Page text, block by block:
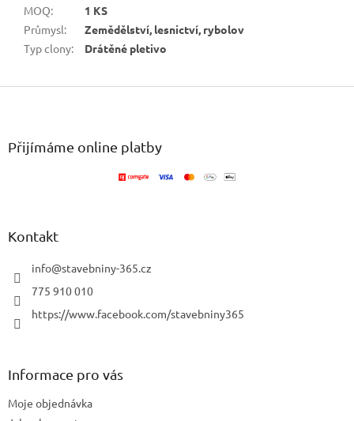
MOQ:
1 KS
Průmysl:
Zemědělství, lesnictví, rybolov
Typ clony: Drátěné pletivo
Přijímáme online platby
Kontakt
info@stavebniny-365.cz
775 910 010
https://www.facebook.com/stavebniny365
Informace pro vás
Moje objednávka